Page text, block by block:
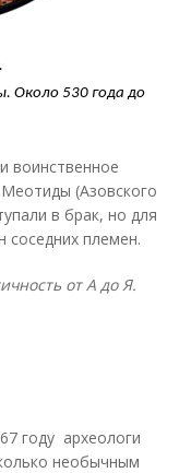
Около 530 года до
воинственное
(Азовского
в брак, но для
соседних племен.
от А до Я.
году археологи
необычным